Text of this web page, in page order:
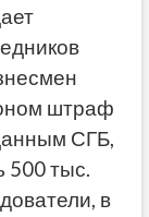
штраф
СГБ,
500 тыс.
в